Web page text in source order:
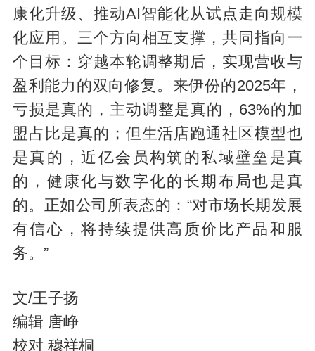
康化升级、推动AI智能化从试点走向规模
化应用。三个方向相互支撑，共同指向一
个目标：穿越本轮调整期后，实现营收与
盈利能力的双向修复。来伊份的2025年，
亏损是真的，主动调整是真的，63%的加
盟占比是真的；但生活店跑通社区模型也
是真的，近亿会员构筑的私域壁垒是真
的，健康化与数字化的长期布局也是真
的。正如公司所表态的：“对市场长期发展
有信心，将持续提供高质价比产品和服
务。”
文/王子扬
编辑 唐峥
校对 穆祥桐